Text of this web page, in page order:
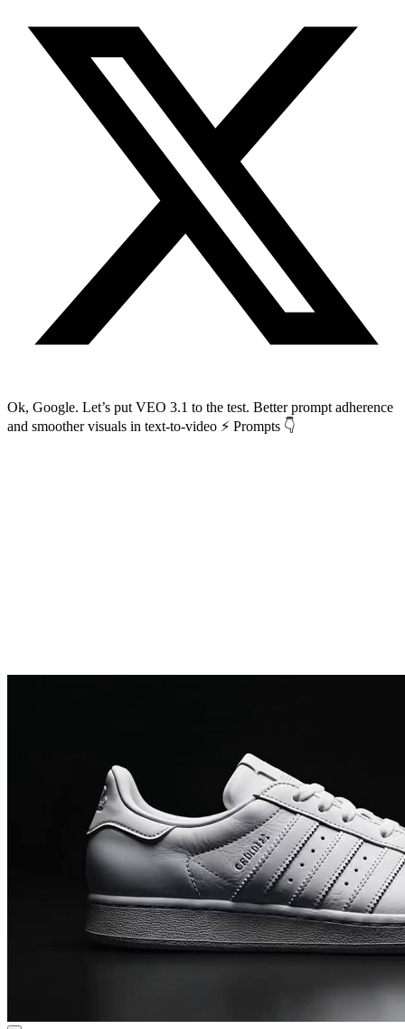
Ok, Google. Let’s put VEO 3.1 to the test. Better prompt adherence
and smoother visuals in text-to-video ⚡ Prompts 👇